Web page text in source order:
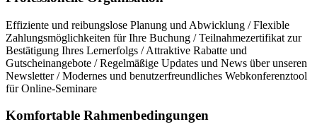
Effiziente und reibungslose Planung und Abwicklung / Flexible
Zahlungsmöglichkeiten für Ihre Buchung / Teilnahmezertifikat zur
Bestätigung Ihres Lernerfolgs / Attraktive Rabatte und
Gutscheinangebote / Regelmäßige Updates und News über unseren
Newsletter / Modernes und benutzerfreundliches Webkonferenztool
für Online-Seminare
Komfortable Rahmenbedingungen